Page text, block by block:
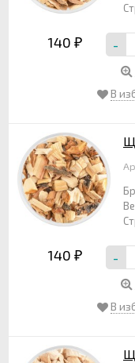
140 ₽ -
В
140 ₽ -
В